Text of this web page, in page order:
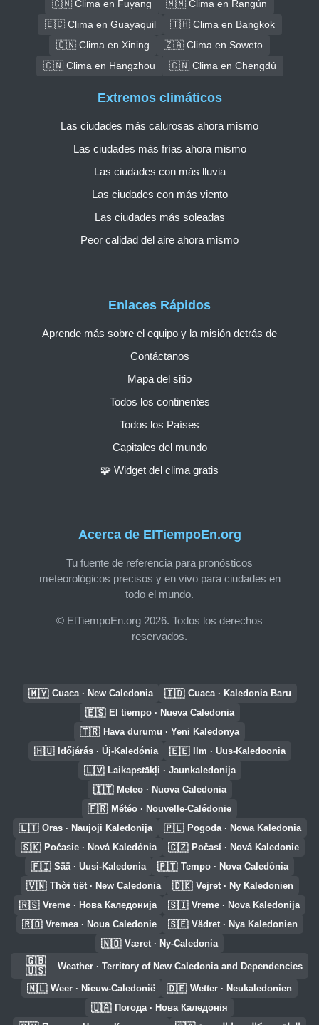
🇨🇳 Clima en Fuyang
🇲🇲 Clima en Rangún
🇪🇨 Clima en Guayaquil
🇹🇭 Clima en Bangkok
🇨🇳 Clima en Xining
🇿🇦 Clima en Soweto
🇨🇳 Clima en Hangzhou
🇨🇳 Clima en Chengdú
Acerca de ElTiempoEn.org
Tu fuente de referencia para pronósticos
meteorológicos precisos y en vivo para ciudades en
todo el mundo.
© ElTiempoEn.org 2026. Todos los derechos
reservados.
Enlaces Rápidos
Aprende más sobre el equipo y la misión detrás de
Contáctanos
Mapa del sitio
Todos los continentes
Todos los Países
Capitales del mundo
🧩 Widget del clima gratis
Extremos climáticos
Las ciudades más calurosas ahora mismo
Las ciudades más frías ahora mismo
Las ciudades con más lluvia
Las ciudades con más viento
Las ciudades más soleadas
Peor calidad del aire ahora mismo
🇲🇾 Cuaca · New Caledonia 🇮🇩 Cuaca · Kaledonia Baru
🇪🇸 El tiempo · Nueva Caledonia
🇹🇷 Hava durumu · Yeni Kaledonya
🇭🇺 Időjárás · Új-Kaledónia 🇪🇪 Ilm · Uus-Kaledoonia
🇱🇻 Laikapstākļi · Jaunkaledonija
🇮🇹 Meteo · Nuova Caledonia
🇫🇷 Météo · Nouvelle-Calédonie
🇱🇹 Oras · Naujoji Kaledonija 🇵🇱 Pogoda · Nowa Kaledonia
🇸🇰 Počasie · Nová Kaledónia 🇨🇿 Počasí · Nová Kaledonie
🇫🇮 Sää · Uusi-Kaledonia 🇵🇹 Tempo · Nova Caledônia
🇻🇳 Thời tiết · New Caledonia 🇩🇰 Vejret · Ny Kaledonien
🇷🇸 Vreme · Нова Каледонија 🇸🇮 Vreme · Nova Kaledonija
🇷🇴 Vremea · Noua Caledonie 🇸🇪 Vädret · Nya Kaledonien
🇳🇴 Været · Ny-Caledonia
🇬🇧
🇺🇸
Weather · Territory of New Caledonia and Dependencies
🇳🇱 Weer · Nieuw-Caledonië 🇩🇪 Wetter · Neukaledonien
🇺🇦 Погода · Нова Каледонія